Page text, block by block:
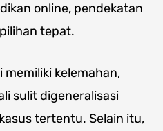
online, pendekatan
tepat.
memiliki kelemahan,
sulit digeneralisasi
tertentu. Selain itu,